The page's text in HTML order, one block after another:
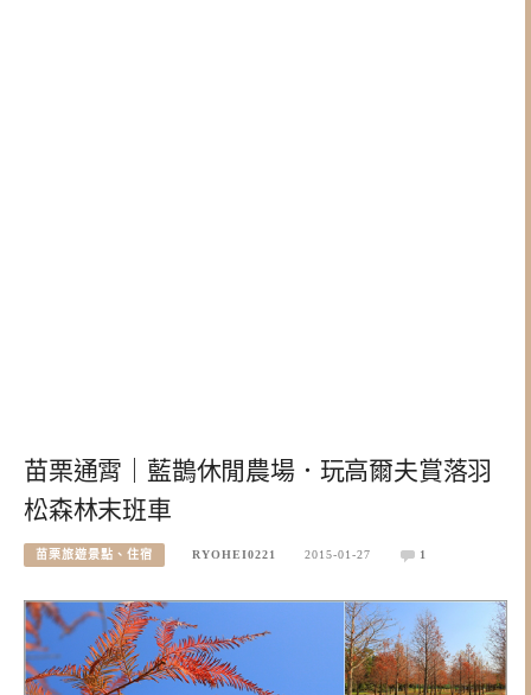
苗栗通霄｜藍鵲休閒農場．玩高爾夫賞落羽
松森林末班車
苗栗旅遊景點、住宿 RYOHEI0221 2015-01-27 1